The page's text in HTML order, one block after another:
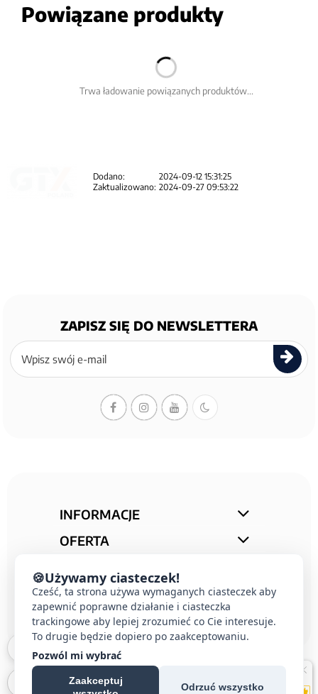
Powiązane produkty
Trwa ładowanie powiązanych produktów...
Dodano:
2024-09-12 15:31:25
Zaktualizowano: 2024-09-27 09:53:22
ZAPISZ SIĘ DO NEWSLETTERA
Zapisz
się
newslettera
INFORMACJE
OFERTA
KONTAKT
🍪Używamy ciasteczek!
Cześć, ta strona używa wymaganych ciasteczek aby
zapewnić poprawne działanie i ciasteczka
trackingowe aby lepiej zrozumieć co Cie interesuje.
To drugie będzie dopiero po zaakceptowaniu.
Pozwól mi wybrać
Zaakceptuj
Odrzuć wszystko